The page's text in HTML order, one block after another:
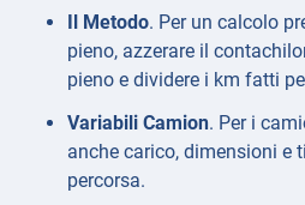
Il Metodo. Per un calcolo
pieno, azzerare il
pieno e dividere i km fatti
Variabili Camion. Per i
anche carico, dimensioni e
percorsa.